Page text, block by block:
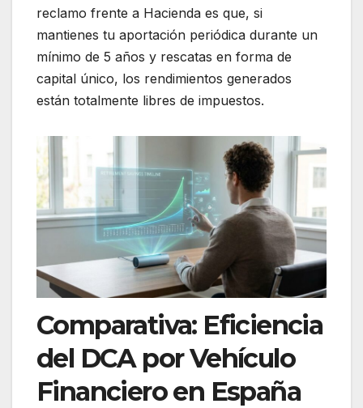
reclamo frente a Hacienda es que, si
mantienes tu aportación periódica durante un
mínimo de 5 años y rescatas en forma de
capital único, los rendimientos generados
están totalmente libres de impuestos.
Comparativa: Eficiencia
del DCA por Vehículo
Financiero en España